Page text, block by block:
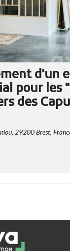
d'un
pour les
des
29200 Brest,